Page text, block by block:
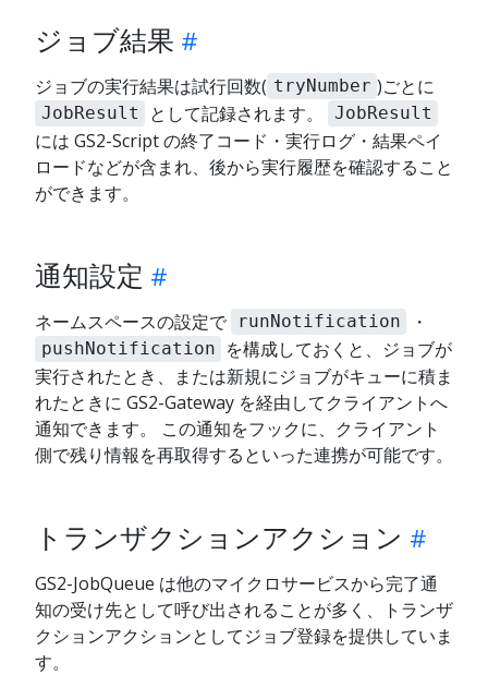
ジョブ結果
ジョブの実行結果は試行回数( tryNumber )ごとに
JobResult として記録されます。 JobResult
には GS2-Script の終了コード・実行ログ・結果ペイ
ロードなどが含まれ、後から実行履歴を確認すること
ができます。
通知設定
ネームスペースの設定で runNotification ・
pushNotification
を構成しておくと、ジョブが
実行されたとき、または新規にジョブがキューに積ま
れたときに GS2-Gateway を経由してクライアントへ
通知できます。 この通知をフックに、クライアント
側で残り情報を再取得するといった連携が可能です。
トランザクションアクション
GS2-JobQueue は他のマイクロサービスから完了通
知の受け先として呼び出されることが多く、トランザ
クションアクションとしてジョブ登録を提供していま
す。